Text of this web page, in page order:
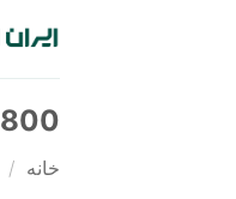
خانه /